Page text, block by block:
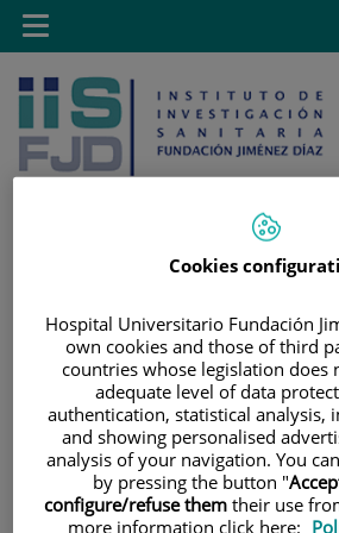
Saltar al contenido
contenido
Toggle
navigation
Cookies
Hospital Universitario Fundación
own cookies and those of third
countries whose legislation does
adequate level of data
authentication, statistical analysis,
and showing personalised
analysis of your navigation. You
by pressing the button "
configure/refuse them their use
more information click here: